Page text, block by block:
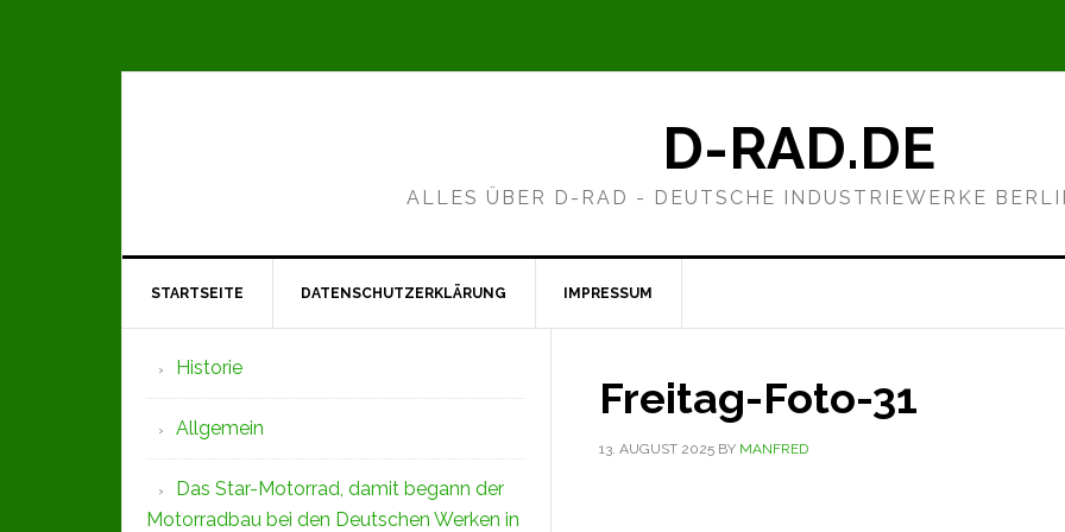
D-RAD.DE
ALLES ÜBER D-RAD - DEUTSCHE INDUSTRIEWERKE
STARTSEITE DATENSCHUTZERKLÄRUNG IMPRESSUM
Freitag-Foto-31
13. AUGUST 2025 BY MANFRED
Seitenspalte
Historie
Allgemein
Das Star-Motorrad, damit begann der
Motorradbau bei den Deutschen Werken in